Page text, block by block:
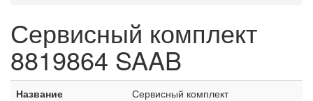
Сервисный комплект
8819864 SAAB
Название
Сервисный комплект